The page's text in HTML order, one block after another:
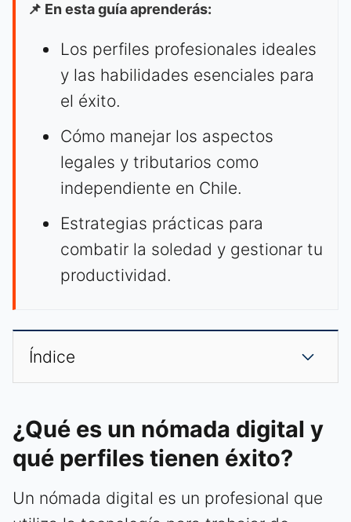
📌 En esta guía aprenderás:
Los perfiles profesionales ideales
y las habilidades esenciales para
el éxito.
Cómo manejar los aspectos
legales y tributarios como
independiente en Chile.
Estrategias prácticas para
combatir la soledad y gestionar tu
productividad.
Índice
¿Qué es un nómada digital y
qué perfiles tienen éxito?
Un nómada digital es un profesional que